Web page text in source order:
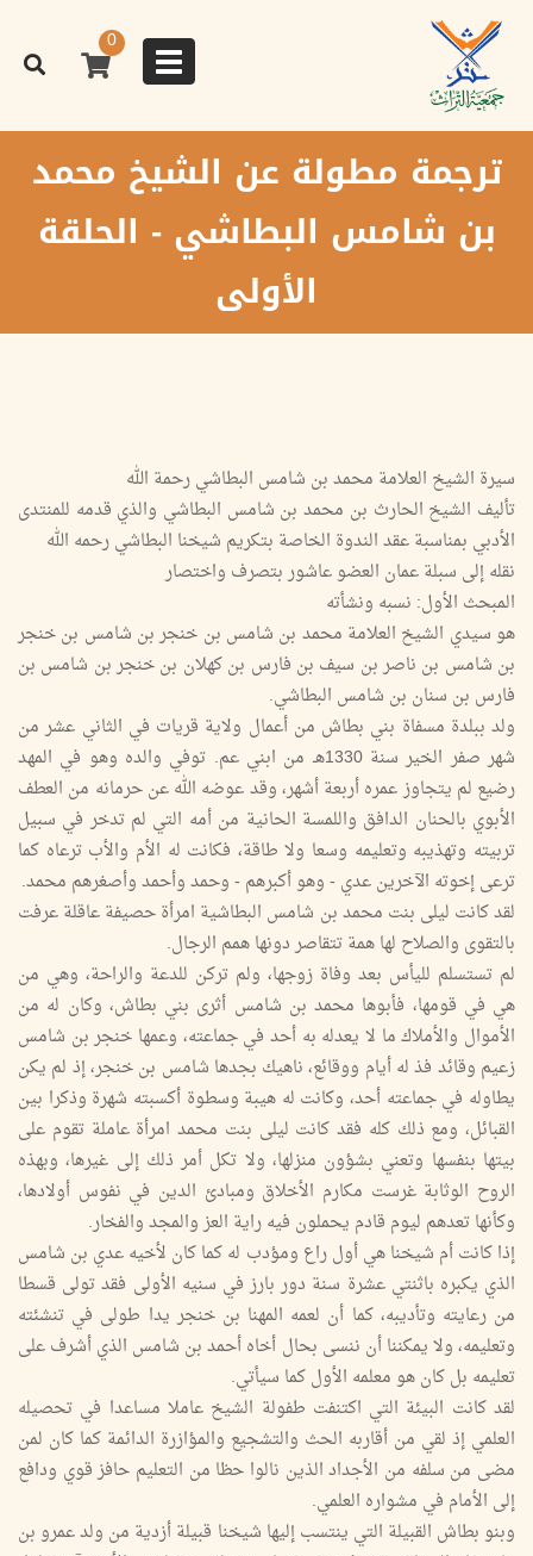
المحتوى
الرئيسي
Toggle
navigation
0
ترجمة مطولة عن الشيخ محمد
بن شامس البطاشي - الحلقة
الأولى
سيرة الشيخ العلامة محمد بن شامس البطاشي رحمة الله
تأليف الشيخ الحارث بن محمد بن شامس البطاشي والذي قدمه للمنتدى
الأدبي بمناسبة عقد الندوة الخاصة بتكريم شيخنا البطاشي رحمه الله
نقله إلى سبلة عمان العضو عاشور بتصرف واختصار
المبحث الأول: نسبه ونشأته
هو سيدي الشيخ العلامة محمد بن شامس بن خنجر بن شامس بن خنجر
بن شامس بن ناصر بن سيف بن فارس بن كهلان بن خنجر بن شامس بن
فارس بن سنان بن شامس البطاشي.
ولد ببلدة مسفاة بني بطاش من أعمال ولاية قريات في الثاني عشر من
شهر صفر الخير سنة 1330هـ من ابني عم. توفي والده وهو في المهد
رضيع لم يتجاوز عمره أربعة أشهر، وقد عوضه الله عن حرمانه من العطف
الأبوي بالحنان الدافق واللمسة الحانية من أمه التي لم تدخر في سبيل
تربيته وتهذيبه وتعليمه وسعا ولا طاقة، فكانت له الأم والأب ترعاه كما
ترعى إخوته الآخرين عدي - وهو أكبرهم - وحمد وأحمد وأصغرهم محمد.
لقد كانت ليلى بنت محمد بن شامس البطاشية امرأة حصيفة عاقلة عرفت
بالتقوى والصلاح لها همة تتقاصر دونها همم الرجال.
لم تستسلم لليأس بعد وفاة زوجها، ولم تركن للدعة والراحة، وهي من
هي في قومها، فأبوها محمد بن شامس أثرى بني بطاش، وكان له من
الأموال والأملاك ما لا يعدله به أحد في جماعته، وعمها خنجر بن شامس
زعيم وقائد فذ له أيام ووقائع، ناهيك بجدها شامس بن خنجر، إذ لم يكن
يطاوله في جماعته أحد، وكانت له هيبة وسطوة أكسبته شهرة وذكرا بين
القبائل، ومع ذلك كله فقد كانت ليلى بنت محمد امرأة عاملة تقوم على
بيتها بنفسها وتعني بشؤون منزلها، ولا تكل أمر ذلك إلى غيرها، وبهذه
الروح الوثابة غرست مكارم الأخلاق ومبادئ الدين في نفوس أولادها،
وكأنها تعدهم ليوم قادم يحملون فيه راية العز والمجد والفخار.
إذا كانت أم شيخنا هي أول راع ومؤدب له كما كان لأخيه عدي بن شامس
الذي يكبره باثنتي عشرة سنة دور بارز في سنيه الأولى فقد تولى قسطا
من رعايته وتأديبه، كما أن لعمه المهنا بن خنجر يدا طولى في تنشئته
وتعليمه، ولا يمكننا أن ننسى بحال أخاه أحمد بن شامس الذي أشرف على
تعليمه بل كان هو معلمه الأول كما سيأتي.
لقد كانت البيئة التي اكتنفت طفولة الشيخ عاملا مساعدا في تحصيله
العلمي إذ لقي من أقاربه الحث والتشجيع والمؤازرة الدائمة كما كان لمن
مضى من سلفه من الأجداد الذين نالوا حظا من التعليم حافز قوي ودافع
إلى الأمام في مشواره العلمي.
وبنو بطاش القبيلة التي ينتسب إليها شيخنا قبيلة أزدية من ولد عمرو بن